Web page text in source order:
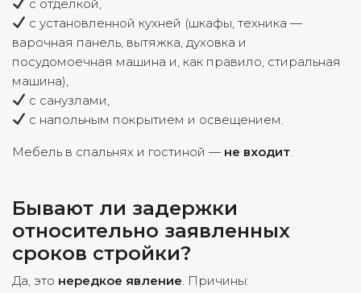
с отделкой,
с установленной кухней (шкафы, техника —
варочная панель, вытяжка, духовка и
посудомоечная машина и, как правило, стиральная
машина),
с санузлами,
с напольным покрытием и освещением.
Мебель в спальнях и гостиной — не входит
Бывают ли задержки
относительно заявленных
сроков стройки?
Да, это нередкое явление . Причины: